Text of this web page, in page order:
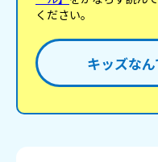
ください。
キッズな